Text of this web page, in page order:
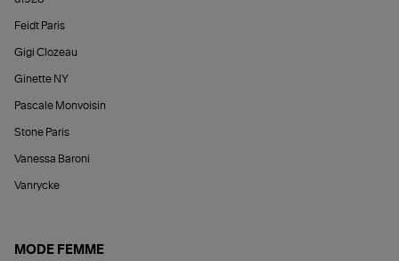
Feidt Paris
Gigi Clozeau
Ginette NY
Pascale Monvoisin
Stone Paris
Vanessa Baroni
Vanrycke
MODE FEMME